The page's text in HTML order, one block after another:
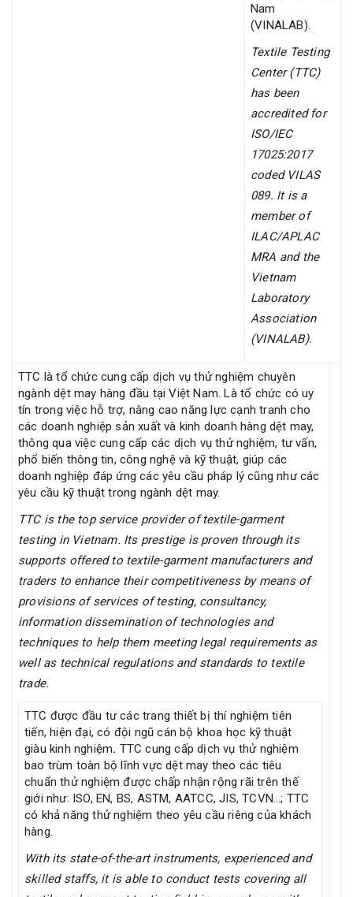
Nam
(VINALAB).
Textile Testing
Center (TTC)
has been
accredited for
ISO/IEC
17025:2017
coded VILAS
089. It is a
member of
ILAC/APLAC
MRA and the
Vietnam
Laboratory
Association
(VINALAB).
TTC là tổ chức cung cấp dịch vụ thử nghiệm chuyên
ngành dệt may hàng đầu tại Việt Nam. Là tổ chức có uy
tín trong việc hỗ trợ, nâng cao năng lực cạnh tranh cho
các doanh nghiệp sản xuất và kinh doanh hàng dệt may,
thông qua việc cung cấp các dịch vụ thử nghiệm, tư vấn,
phổ biến thông tin, công nghệ và kỹ thuật, giúp các
doanh nghiệp đáp ứng các yêu cầu pháp lý cũng như các
yêu cầu kỹ thuật trong ngành dệt may.
TTC is the top service provider of textile-garment
testing in Vietnam. Its prestige is proven through its
supports offered to textile-garment manufacturers and
traders to enhance their competitiveness by means of
provisions of services of testing, consultancy,
information dissemination of technologies and
techniques to help them meeting legal requirements as
well as technical regulations and standards to textile
trade.
TTC được đầu tư các trang thiết bị thí nghiệm tiên
tiến, hiện đại, có đội ngũ cán bộ khoa học kỹ thuật
giàu kinh nghiệm. TTC cung cấp dịch vụ thử nghiệm
bao trùm toàn bộ lĩnh vực dệt may theo các tiêu
chuẩn thử nghiệm được chấp nhận rộng rãi trên thế
giới như: ISO, EN, BS, ASTM, AATCC, JIS, TCVN…; TTC
có khả năng thử nghiệm theo yêu cầu riêng của khách
hàng.
With its state-of-the-art instruments, experienced and
skilled staffs, it is able to conduct tests covering all